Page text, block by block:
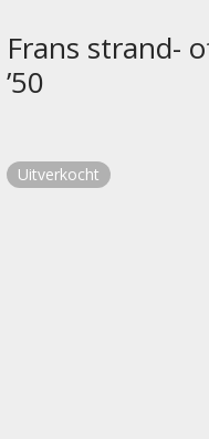
Frans strand-
’50
Uitverkocht